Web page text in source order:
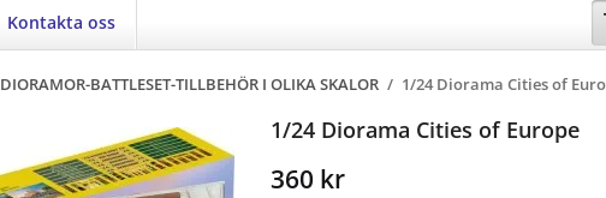
Kontakta oss
DIORAMOR-BATTLESET-TILLBEHÖR I OLIKA SKALOR / 1/24 Diorama Cities of
1/24 Diorama Cities of Europe
360 kr